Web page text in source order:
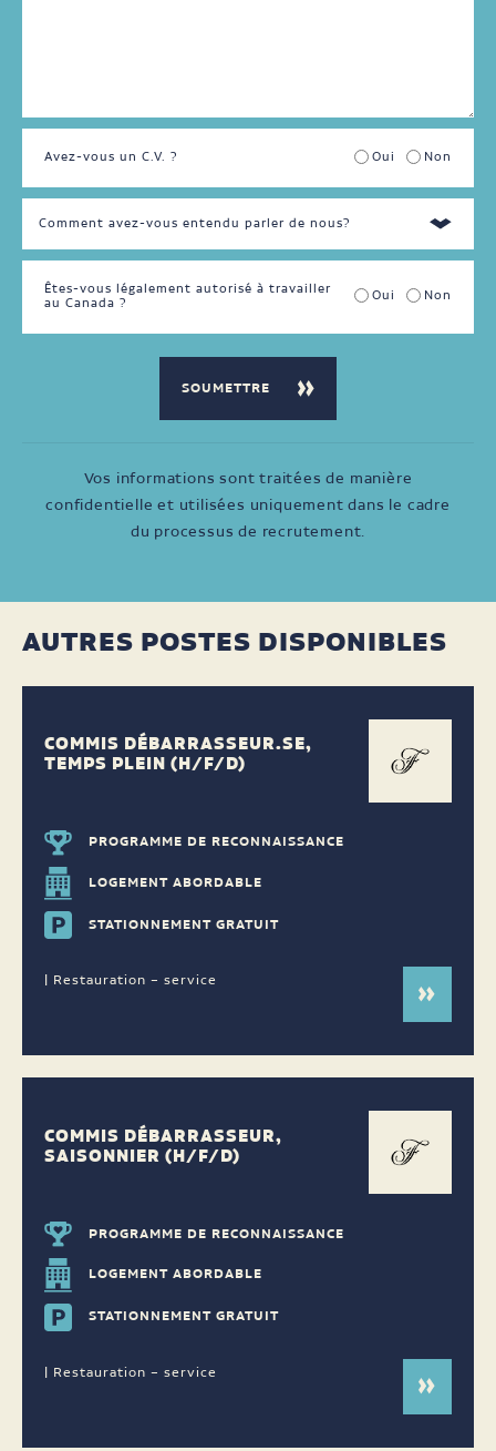
Avez-vous un C.V. ? Oui Non
Êtes-vous légalement autorisé à travailler
au Canada ?
Oui Non
Vos informations sont traitées de manière
confidentielle et utilisées uniquement dans le cadre
du processus de recrutement.
AUTRES POSTES DISPONIBLES
COMMIS DÉBARRASSEUR.SE,
TEMPS PLEIN (H/F/D)
PROGRAMME DE RECONNAISSANCE
LOGEMENT ABORDABLE
STATIONNEMENT GRATUIT
| Restauration – service
COMMIS DÉBARRASSEUR,
SAISONNIER (H/F/D)
PROGRAMME DE RECONNAISSANCE
LOGEMENT ABORDABLE
STATIONNEMENT GRATUIT
| Restauration – service